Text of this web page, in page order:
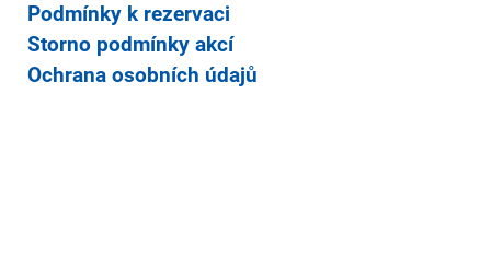
Podmínky k rezervaci
Storno podmínky akcí
Ochrana osobních údajů